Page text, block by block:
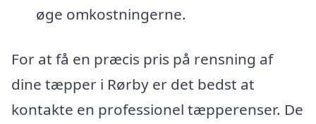
øge omkostningerne.
For at få en præcis pris på rensning af
dine tæpper i Rørby er det bedst at
kontakte en professionel tæpperenser. De